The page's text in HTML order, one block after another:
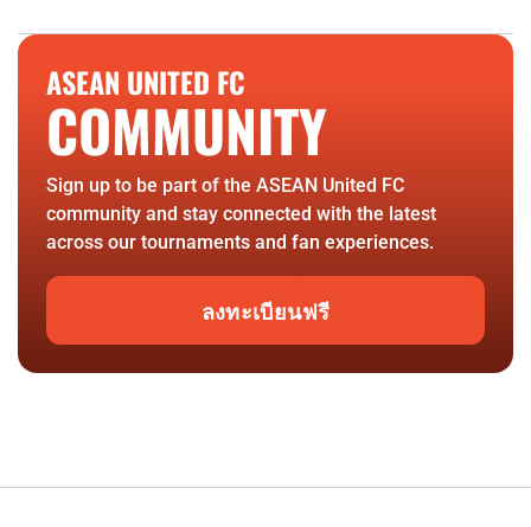
ASEAN UNITED FC
COMMUNITY
Sign up to be part of the ASEAN United FC
community and stay connected with the latest
across our tournaments and fan experiences.
ลงทะเบียนฟรี